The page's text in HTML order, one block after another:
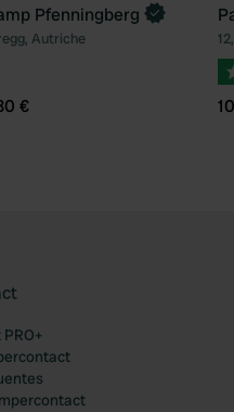
Préféré
Pfenningberg
Autriche
€